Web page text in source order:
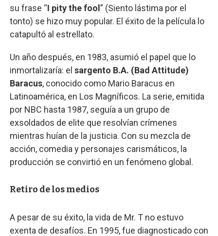
su frase “I pity the fool ” (Siento lástima por el
tonto) se hizo muy popular. El éxito de la película lo
catapultó al estrellato.
Un año después, en 1983, asumió el papel que lo
inmortalizaría: el sargento B.A. (Bad Attitude)
Baracus, conocido como Mario Baracus en
Latinoamérica, en Los Magníficos. La serie, emitida
por NBC hasta 1987, seguía a un grupo de
exsoldados de elite que resolvían crímenes
mientras huían de la justicia. Con su mezcla de
acción, comedia y personajes carismáticos, la
producción se convirtió en un fenómeno global.
Retiro de los medios
A pesar de su éxito, la vida de Mr. T no estuvo
exenta de desafíos. En 1995, fue diagnosticado con